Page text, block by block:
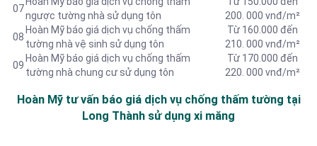
07
ngược tường nhà sử dụng tôn
200. 000 vnđ/m²
08
Hoàn Mỹ báo giá dịch vụ chống thấm
tường nhà vệ sinh sử dụng tôn
Từ 160.000 đến
210. 000 vnđ/m²
09
Hoàn Mỹ báo giá dịch vụ chống thấm
tường nhà chung cư sử dụng tôn
Từ 170.000 đến
220. 000 vnđ/m²
Hoàn Mỹ tư vấn báogiá dịch vụ chống thấm tường tại
Long Thành sử dụng xi măng